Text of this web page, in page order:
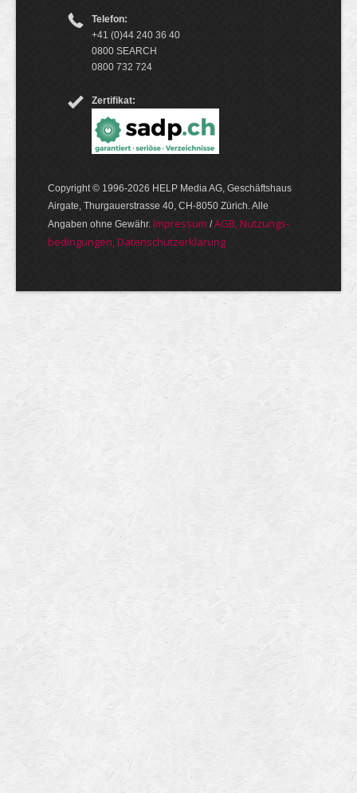
Telefon:
+41 (0)44 240 36 40
0800 SEARCH
0800 732 724
Zertifikat:
Copyright © 1996-2026 HELP Media AG, Geschäftshaus
Airgate, Thurgauer­strasse 40, CH-8050 Zürich. Alle
Angaben ohne Gewähr. Im­pres­sum /AGB, Nut­zungs­
bedin­gungen, Daten­schutz­er­klärung